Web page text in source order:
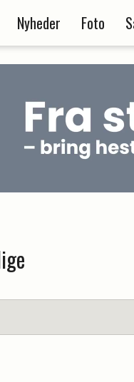
Nyheder Foto